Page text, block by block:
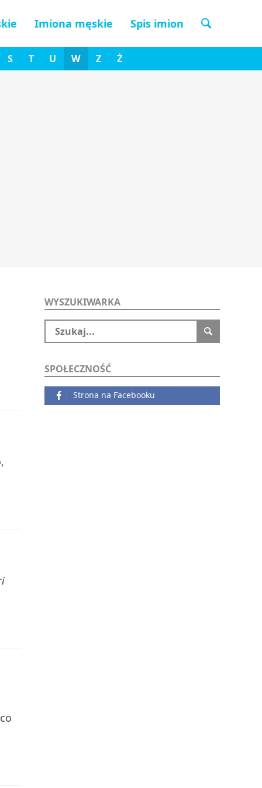
Imiona męskie Spis imion
S T U W Z Ż
WYSZUKIWARKA
SPOŁECZNOŚĆ
Strona na Facebooku